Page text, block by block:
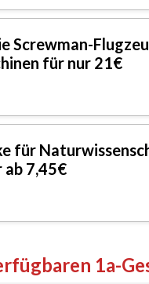
Screwman-
für nur 21€
für
ab 7,45€
1a-